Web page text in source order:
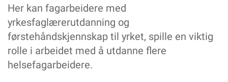
YTRINGER
Veien til flere helsefagarbeidere starter i videregående skole
Spesialiserte fosterhjem: Når hjemmet også er en
arbeidsplass
Så … hva nå? Skal kommunen kjøpe inn sko til oss?
Langvakter krever ansvar – ikke bare ønsker
Her kan fagarbeidere med
yrkesfaglærerutdanning og
førstehåndskjennskap til yrket, spille en viktig
rolle i arbeidet med å utdanne flere
helsefagarbeidere.